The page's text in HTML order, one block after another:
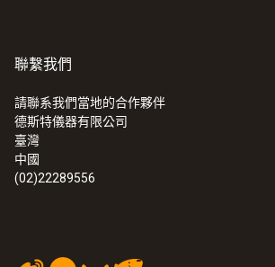
聯繫我們
請聯系我們當地的合作夥伴
德斯特儀器有限公司
臺灣
中國
(02)22289556